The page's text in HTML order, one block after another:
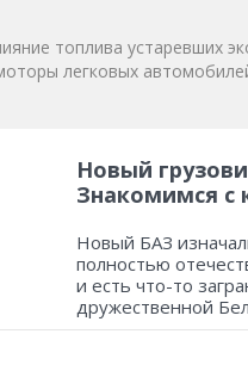
топлива устаревших
легковых
Новый
Знакомимся с
Новый БАЗ
полностью
и есть что-то
дружественной